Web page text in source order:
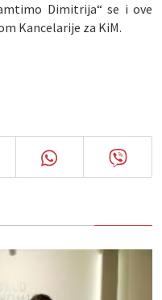
Dimitrija“ se i ove
Kancelarije za KiM.